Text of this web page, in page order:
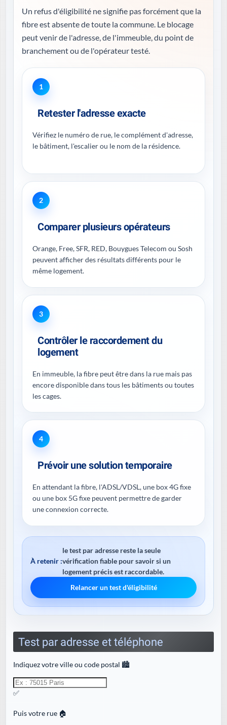
Un refus d'éligibilité ne signifie pas forcément que la
fibre est absente de toute la commune. Le blocage
peut venir de l'adresse, de l'immeuble, du point de
branchement ou de l'opérateur testé.
1
Retester l'adresse exacte
Vérifiez le numéro de rue, le complément d'adresse,
le bâtiment, l'escalier ou le nom de la résidence.
2
Comparer plusieurs opérateurs
Orange, Free, SFR, RED, Bouygues Telecom ou Sosh
peuvent afficher des résultats différents pour le
même logement.
3
Contrôler le raccordement du
logement
En immeuble, la fibre peut être dans la rue mais pas
encore disponible dans tous les bâtiments ou toutes
les cages.
4
Prévoir une solution temporaire
En attendant la fibre, l'ADSL/VDSL, une box 4G fixe
ou une box 5G fixe peuvent permettre de garder
une connexion correcte.
À retenir :
le test par adresse reste la seule
vérification fiable pour savoir si un
logement précis est raccordable.
Relancer un test d'éligibilité
Test par adresse et téléphone
Indiquez votre ville ou code postal 🏙️
✅
Puis votre rue 🏠